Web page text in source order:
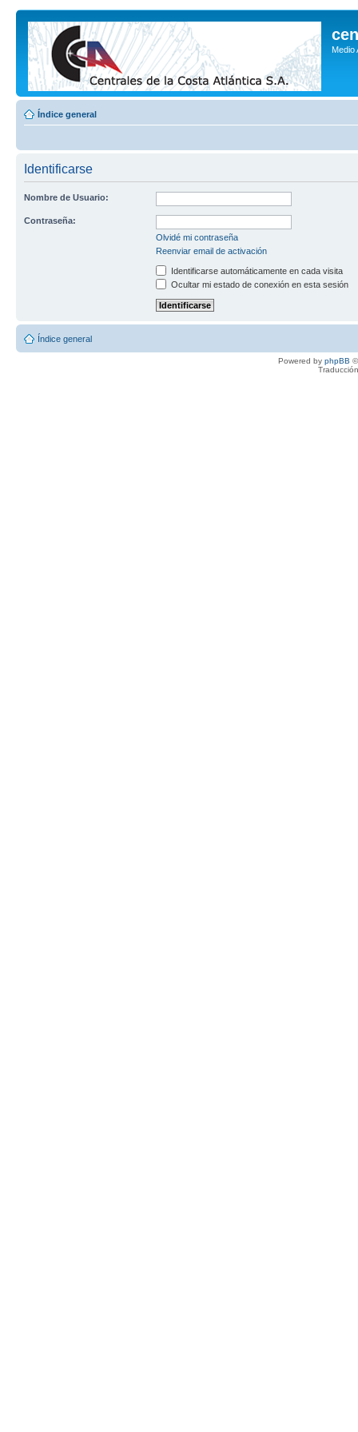
Medio
Índice general
Identificarse
Nombre de Usuario:
Contraseña:
Olvidé mi contraseña
Reenviar email de activación
Identificarse automáticamente en cada visita
Ocultar mi estado de conexión en esta sesión
Índice general
Powered by phpBB